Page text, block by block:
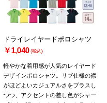
ドライレイヤードポロシャツ
￥1,040(税込)
軽やかな着用感が人気のレイヤード
デザインポロシャツ。リブ仕様の襟
がほどよいカジュアルさをプラスし
つつ、アクセントの差し色がシャー